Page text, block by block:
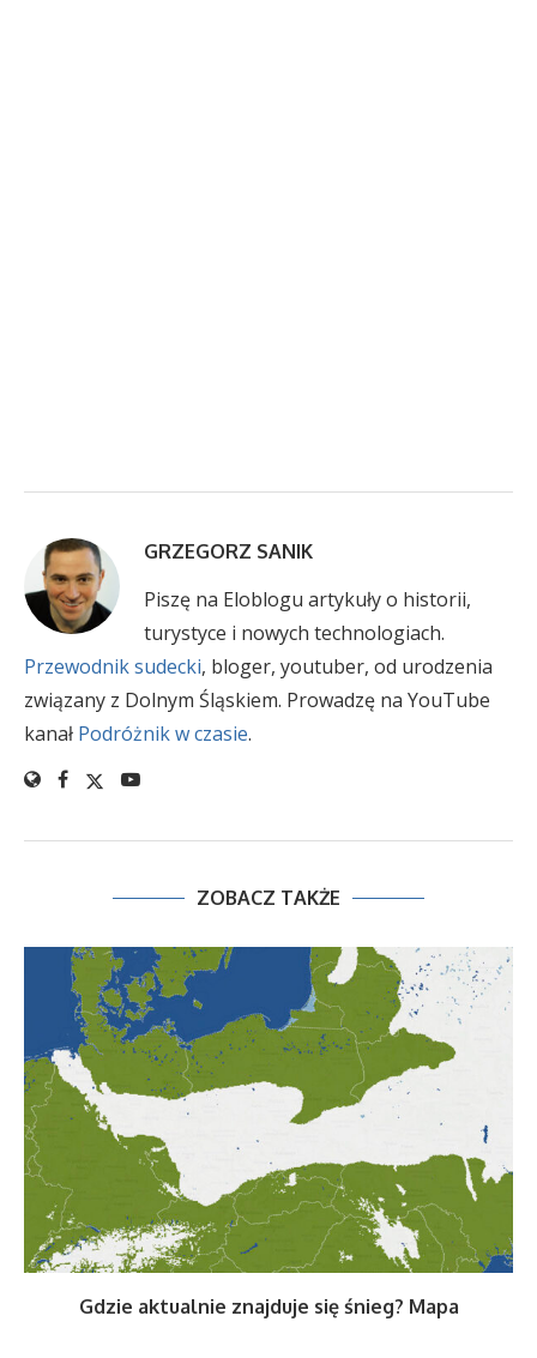
GRZEGORZ SANIK
Piszę na Eloblogu artykuły o historii,
turystyce i nowych technologiach.
Przewodnik sudecki, bloger, youtuber, od urodzenia
związany z Dolnym Śląskiem. Prowadzę na YouTube
kanał Podróżnik w czasie.
ZOBACZ TAKŻE
Gdzie aktualnie znajduje się śnieg? Mapa